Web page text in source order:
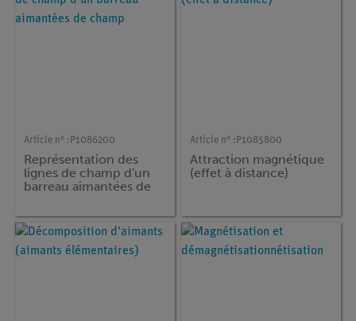
Article n° : P1086200
Représentation des
lignes de champ d'un
barreau aimantées de
Article n° : P1085800
Attraction magnétique
(effet à distance)